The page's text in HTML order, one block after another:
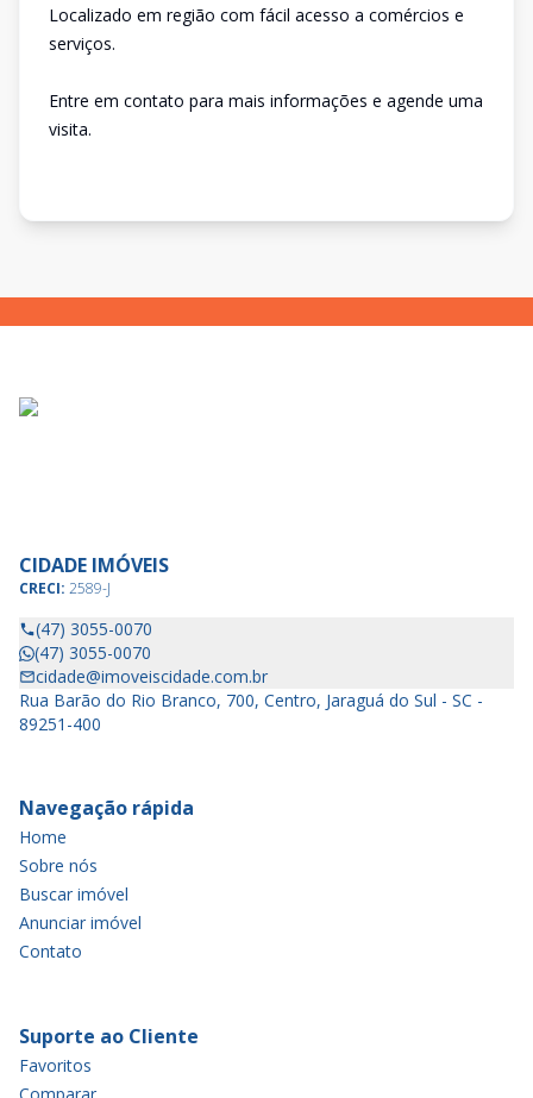
Localizado em região com fácil acesso a comércios e
serviços.
Entre em contato para mais informações e agende uma
visita.
CIDADE IMÓVEIS
CRECI: 2589-J
(47) 3055-0070
(47) 3055-0070
cidade@imoveiscidade.com.br
Rua Barão do Rio Branco, 700, Centro, Jaraguá do Sul - SC -
89251-400
Navegação rápida
Home
Sobre nós
Buscar imóvel
Anunciar imóvel
Contato
Suporte ao Cliente
Favoritos